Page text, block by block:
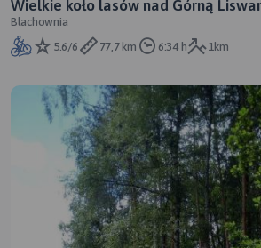
Wielkie koło lasów nad Górną
Blachownia
5.6/6
77,7 km 6:34 h 1km